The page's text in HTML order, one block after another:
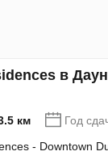
в
км Год
- Downtown